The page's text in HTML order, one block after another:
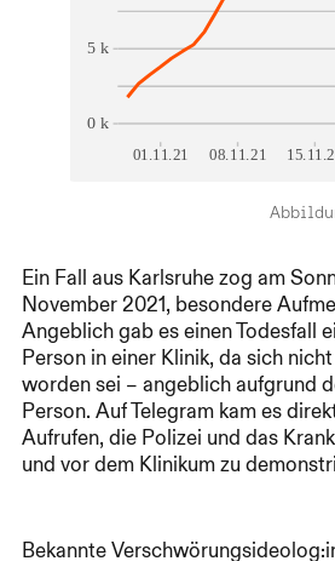
Ein Fall aus Karlsruhe zog am
November 2021, besondere
Angeblich gab es einen Todesfall
Person in einer Klinik, da sich
worden sei – angeblich aufgrund
Person. Auf Telegram kam es
Aufrufen, die Polizei und das
und vor dem Klinikum zu
Bekannte